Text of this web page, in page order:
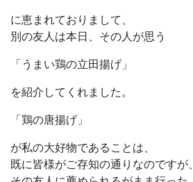
に恵まれておりまして、
別の友人は本日、その人が思う
「うまい鶏の立田揚げ」
を紹介してくれました。
「鶏の唐揚げ」
が私の大好物であることは、
既に皆様がご存知の通りなのですが、